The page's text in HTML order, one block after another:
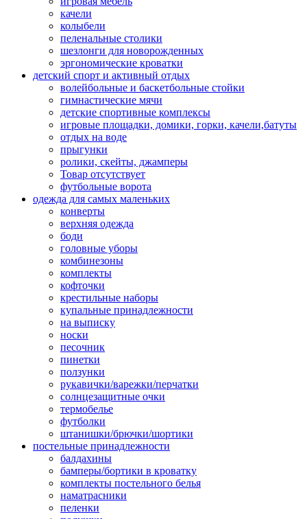
качели
колыбели
пеленальные столики
шезлонги для новорожденных
эргономические кроватки
детский спорт и активный отдых
волейбольные и баскетбольные стойки
гимнастические мячи
детские спортивные комплексы
игровые площадки, домики, горки, качели,батуты
отдых на воде
прыгунки
ролики, скейты, джамперы
Товар отсутствует
футбольные ворота
одежда для самых маленьких
конверты
верхняя одежда
боди
головные уборы
комбинезоны
комплекты
кофточки
крестильные наборы
купальные принадлежности
на выписку
носки
песочник
пинетки
ползунки
рукавички/варежки/перчатки
солнцезащитные очки
термобелье
футболки
штанишки/брючки/шортики
постельные принадлежности
балдахины
бамперы/бортики в кроватку
комплекты постельного белья
наматрасники
пеленки